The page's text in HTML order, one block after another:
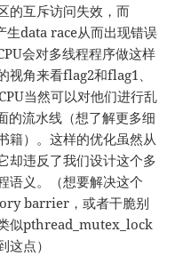
的互斥访问失效，而
生data race从而出现错误
会对多线程程序做这样
视角来看flag2和flag1、
当然可以对他们进行乱
的流水线（想了解更多细
籍）。这样的优化虽然从
却违反了我们设计这个多
语义。（想要解决这个
barrier，或者干脆别
似pthread_mutex_lock
点）